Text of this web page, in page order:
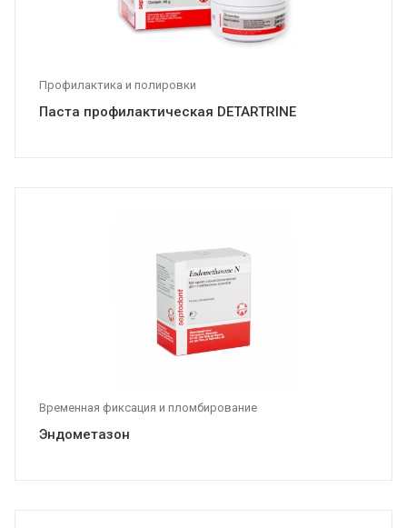
Профилактика и полировки
Паста профилактическая DETARTRINE
Временная фиксация и пломбирование
Эндометазон